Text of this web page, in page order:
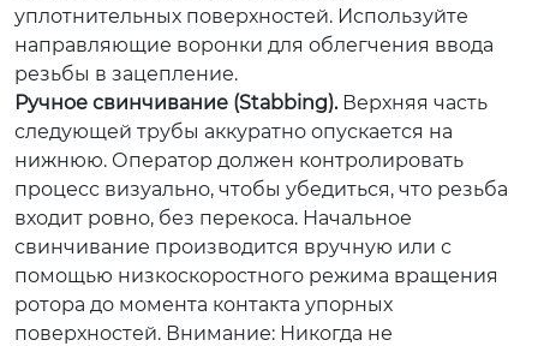
уплотнительных поверхностей. Используйте
направляющие воронки для облегчения ввода
резьбы в зацепление.
Ручное свинчивание (Stabbing).Верхняя часть
следующей трубы аккуратно опускается на
нижнюю. Оператор должен контролировать
процесс визуально, чтобы убедиться, что резьба
входит ровно, без перекоса. Начальное
свинчивание производится вручную или с
помощью низкоскоростного режима вращения
ротора до момента контакта упорных
поверхностей. Внимание: Никогда не